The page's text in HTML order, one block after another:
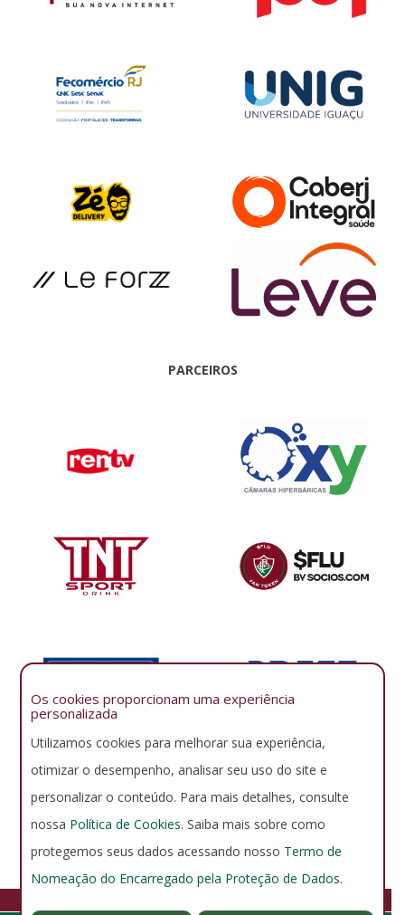
PARCEIROS
Os cookies proporcionam uma experiência
personalizada
Utilizamos cookies para melhorar sua experiência,
otimizar o desempenho, analisar seu uso do site e
personalizar o conteúdo. Para mais detalhes, consulte
nossa Política de Cookies. Saiba mais sobre como
protegemos seus dados acessando nosso Termo de
Nomeação do Encarregado pela Proteção de Dados.